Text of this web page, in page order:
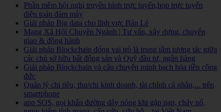
Phần mềm hội nghị truyền hình trực tuyến,họp trực tuyến
điện toán đám mây
Giải pháp Big data cho lĩnh vực Bán Lẻ
Mạng Xã Hội Chuyên Ngành | Tư vấn, xây dựng, chuyển
giao & đồng hành
Giải pháp Blockchain đóng vai trò là trung tâm tương tác giữa
các chủ sở hữu bất động sản và Quỹ đầu tư, ngân hàng
Giải pháp Blockchain và câu chuyện minh bạch hóa tiền công
đức
Quản lý chi tiêu, thu/chi kinh doanh, tài chính cá nhân,... trên
smartphone
app SOS, gọi khẩn đường dây nóng khi gặp nạn, cháy nổ,